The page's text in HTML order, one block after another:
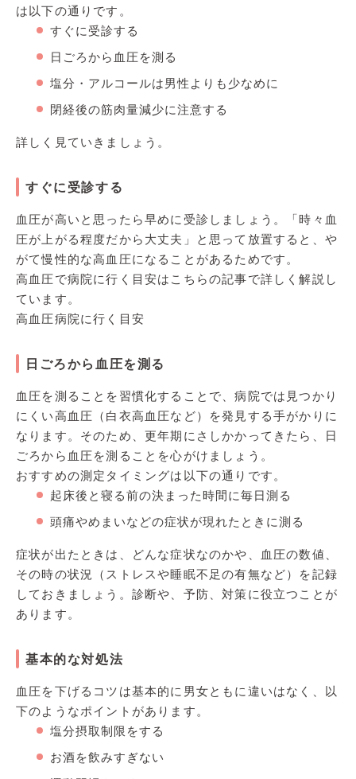
は以下の通りです。
すぐに受診する
日ごろから血圧を測る
塩分・アルコールは男性よりも少なめに
閉経後の筋肉量減少に注意する
詳しく見ていきましょう。
すぐに受診する
血圧が高いと思ったら早めに受診しましょう。「時々血
圧が上がる程度だから大丈夫」と思って放置すると、や
がて慢性的な高血圧になることがあるためです。
高血圧で病院に行く目安はこちらの記事で詳しく解説し
ています。
高血圧病院に行く目安
日ごろから血圧を測る
血圧を測ることを習慣化することで、病院では見つかり
にくい高血圧（白衣高血圧など）を発見する手がかりに
なります。そのため、更年期にさしかかってきたら、日
ごろから血圧を測ることを心がけましょう。
おすすめの測定タイミングは以下の通りです。
起床後と寝る前の決まった時間に毎日測る
頭痛やめまいなどの症状が現れたときに測る
症状が出たときは、どんな症状なのかや、血圧の数値、
その時の状況（ストレスや睡眠不足の有無など）を記録
しておきましょう。診断や、予防、対策に役立つことが
あります。
基本的な対処法
血圧を下げるコツは基本的に男女ともに違いはなく、以
下のようなポイントがあります。
塩分摂取制限をする
お酒を飲みすぎない